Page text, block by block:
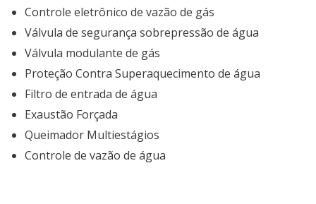
Controle eletrônico de vazão de gás
Válvula de segurança sobrepressão de água
Válvula modulante de gás
Proteção Contra Superaquecimento de água
Filtro de entrada de água
Exaustão Forçada
Queimador Multiestágios
Controle de vazão de água